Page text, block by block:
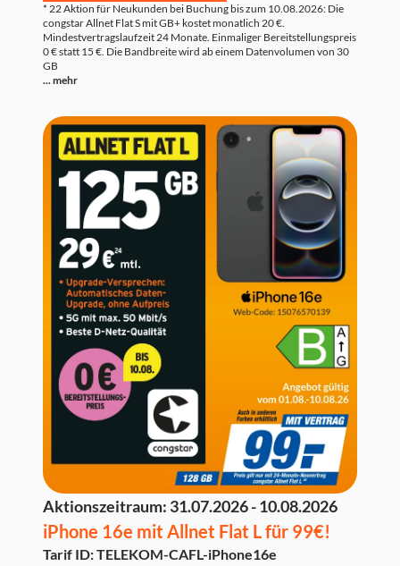
* 22 Aktion für Neukunden bei Buchung bis zum 10.08.2026: Die
congstar Allnet Flat S mit GB+ kostet monatlich 20 €.
Mindestvertragslaufzeit 24 Monate. Einmaliger Bereitstellungspreis
0 € statt 15 €. Die Bandbreite wird ab einem Datenvolumen von 30
GB
... mehr
Aktionszeitraum: 31.07.2026 - 10.08.2026
iPhone 16e mit Allnet Flat L für 99€!
Tarif ID: TELEKOM-CAFL-iPhone16e